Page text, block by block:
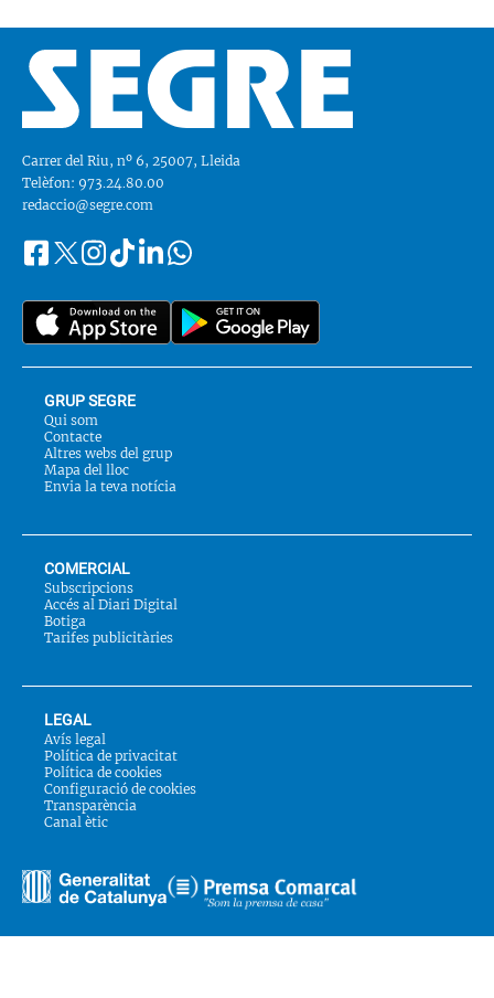
Carrer del Riu, nº 6, 25007, Lleida
Telèfon: 973.24.80.00
redaccio@segre.com
Segueix-
a::
FacebookInstagram
TiktokLinkedinWhatsapp
GRUP SEGRE
Qui som
Contacte
Altres webs del grup
Mapa del lloc
Envia la teva notícia
COMERCIAL
Subscripcions
Accés al Diari Digital
Botiga
Tarifes publicitàries
LEGAL
Avís legal
Política de privacitat
Política de cookies
Configuració de cookies
Transparència
Canal ètic